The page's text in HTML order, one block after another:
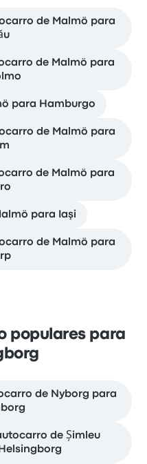
de Malmö para
de Malmö para
para Hamburgo
de Malmö para
de Malmö para
para Iaşi
de Malmö para
populares para
de Nyborg para
de Șimleu